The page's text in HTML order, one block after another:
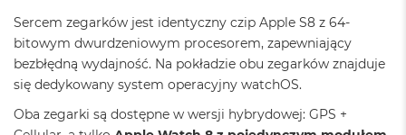
M
a
c
B
o
k
Sercem zegarków jest identyczny czip Apple S8 z 64-
bitowym dwurdzeniowym procesorem, zapewniający
bezbłędną wydajność. Na pokładzie obu zegarków znajduje
się dedykowany system operacyjny watchOS.
Oba zegarki są dostępne w wersji hybrydowej: GPS +